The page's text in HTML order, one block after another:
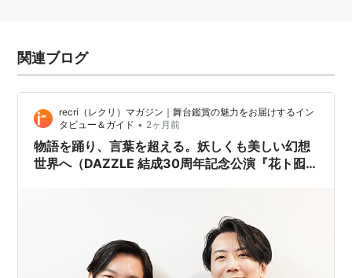
関連ブログ
recri（レクリ）マガジン｜舞台鑑賞の魅力をお届けするイン
タビュー＆ガイド • 2ヶ月前
物語を踊り、言葉を超える。妖しくも美しい幻想
世界へ（DAZZLE 結成30周年記念公演『花ト囮 -